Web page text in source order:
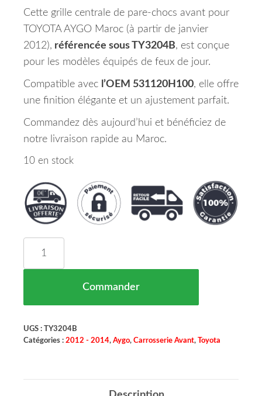
Cette grille centrale de pare-chocs avant pour
TOYOTA AYGO Maroc (à partir de janvier
2012), référencée sous TY3204B, est conçue
pour les modèles équipés de feux de jour.
Compatible avec l’OEM 531120H100, elle offre
une finition élégante et un ajustement parfait.
Commandez dès aujourd’hui et bénéficiez de
notre livraison rapide au Maroc.
10 en stock
Commander
UGS : TY3204B
Catégories : 2012 - 2014, Aygo, Carrosserie Avant, Toyota